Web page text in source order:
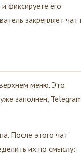
фиксируете его
закрепляет чат в
меню. Это
заполнен, Telegram
После этого чат
их по смыслу: